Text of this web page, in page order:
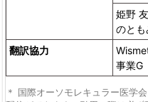
姫野
のとも
翻訳協力
事業G
＊ 国際オーソモレキュラー医学